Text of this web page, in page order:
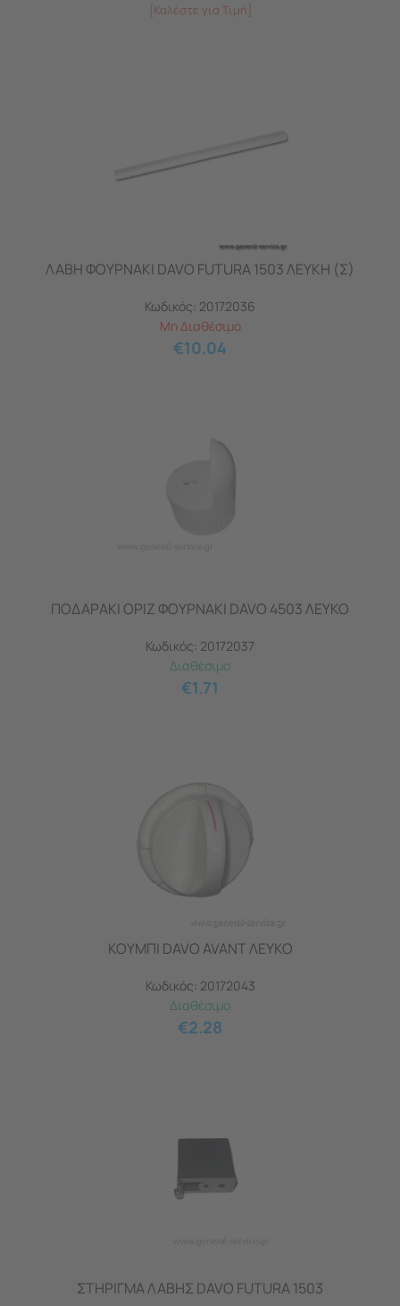
[Καλέστε για Τιμή]
ΛΑΒΗ ΦΟΥΡΝAKI DAVO FUTURA 1503 ΛΕΥΚΗ (Σ)
Κωδικός: 20172036
Μη Διαθέσιμο
€10.04
ΠΟΔΑΡΑΚΙ ΟΡΙΖ ΦΟΥΡΝAKI DAVO 4503 ΛΕΥΚΟ
Κωδικός: 20172037
Διαθέσιμο
€1.71
ΚΟΥΜΠΙ DAVO AVANT ΛΕΥΚΟ
Κωδικός: 20172043
Διαθέσιμο
€2.28
ΣΤΗΡΙΓΜΑ ΛΑΒΗΣ DAVO FUTURA 1503